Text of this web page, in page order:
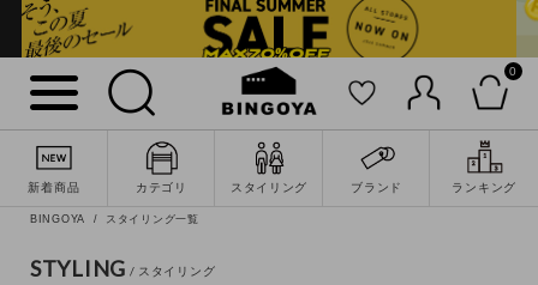
0
新着商品 カテゴリ スタイリング ブランド ランキング
詳細検索
BINGOYA スタイリング一覧
STYLING